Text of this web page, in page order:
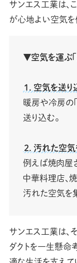
サンエス工業は、
が心地よい空気を
▼空気を運ぶ「
1. 空気を送り
暖房や冷房の
送り込む。
2. 汚れた空気
例えば焼肉屋
中華料理店、焼
汚れた空気を
サンエス工業は、
ダクトを一生懸命